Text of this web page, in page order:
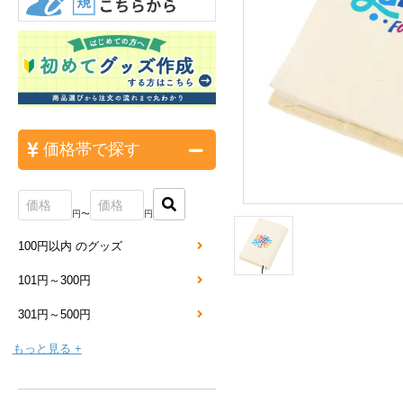
価格帯で探す
円〜 円
100円以内 のグッズ
101円～300円
301円～500円
もっと見る +